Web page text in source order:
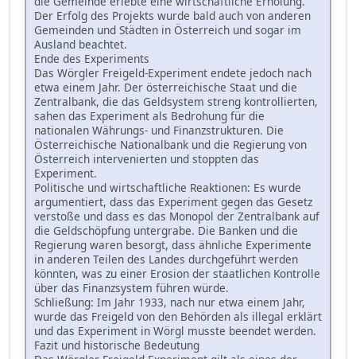
Der Erfolg des Projekts wurde bald auch von anderen
Gemeinden und Städten in Österreich und sogar im
Ausland beachtet.
Ende des Experiments
Das Wörgler Freigeld-Experiment endete jedoch nach
etwa einem Jahr. Der österreichische Staat und die
Zentralbank, die das Geldsystem streng kontrollierten,
sahen das Experiment als Bedrohung für die
nationalen Währungs- und Finanzstrukturen. Die
Österreichische Nationalbank und die Regierung von
Österreich intervenierten und stoppten das
Experiment.
Politische und wirtschaftliche Reaktionen: Es wurde
argumentiert, dass das Experiment gegen das Gesetz
verstoße und dass es das Monopol der Zentralbank auf
die Geldschöpfung untergrabe. Die Banken und die
Regierung waren besorgt, dass ähnliche Experimente
in anderen Teilen des Landes durchgeführt werden
könnten, was zu einer Erosion der staatlichen Kontrolle
über das Finanzsystem führen würde.
Schließung: Im Jahr 1933, nach nur etwa einem Jahr,
wurde das Freigeld von den Behörden als illegal erklärt
und das Experiment in Wörgl musste beendet werden.
Fazit und historische Bedeutung